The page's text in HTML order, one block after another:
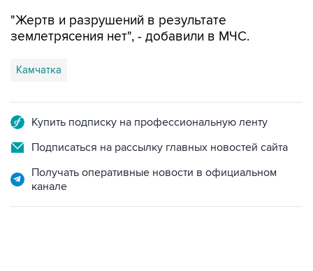
"Жертв и разрушений в результате
землетрясения нет", - добавили в МЧС.
Камчатка
Купить подписку на профессиональную ленту
Подписаться на рассылку главных новостей сайта
Получать оперативные новости в официальном
канале